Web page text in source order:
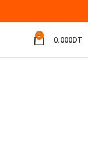
0
0.000DT